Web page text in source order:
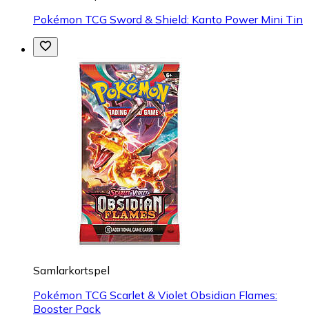
Pokémon TCG Sword & Shield: Kanto Power Mini Tin
Samlarkortspel
Pokémon TCG Scarlet & Violet Obsidian Flames:
Booster Pack